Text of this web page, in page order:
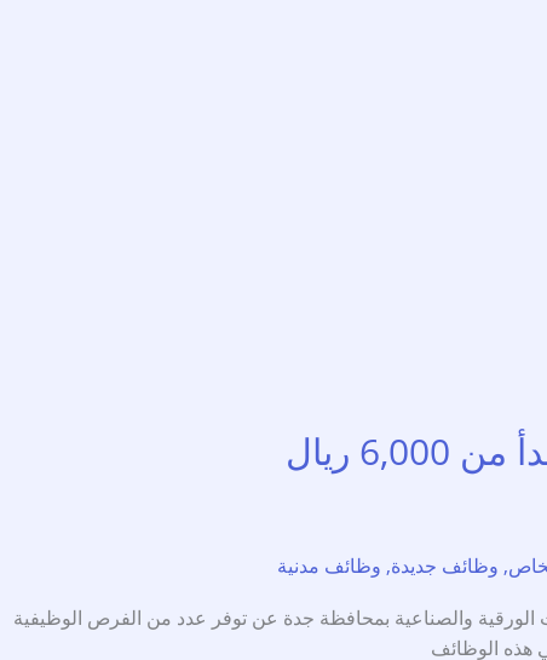
ريال
, وظائف جديدة, وظائف مدنية
وظائف حكومية أعلن المعهد العالي للتقنيات الورقية والصناعية بمحافظة جدة عن توفر عدد من الفرص الوظيفية
هذه الوظائف